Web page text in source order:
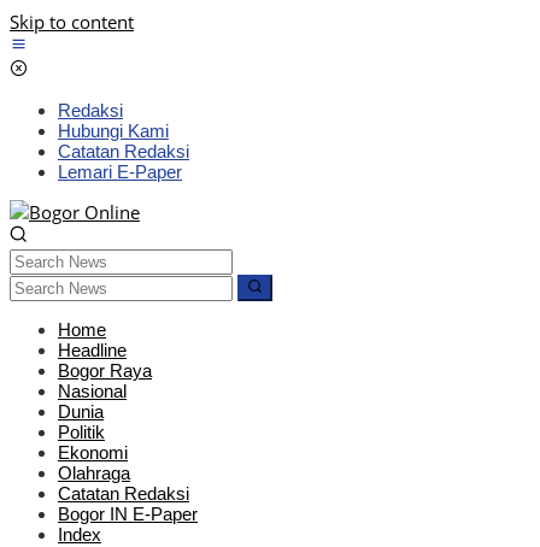
Skip to content
Redaksi
Hubungi Kami
Catatan Redaksi
Lemari E-Paper
Home
Headline
Bogor Raya
Nasional
Dunia
Politik
Ekonomi
Olahraga
Catatan Redaksi
Bogor IN E-Paper
Index